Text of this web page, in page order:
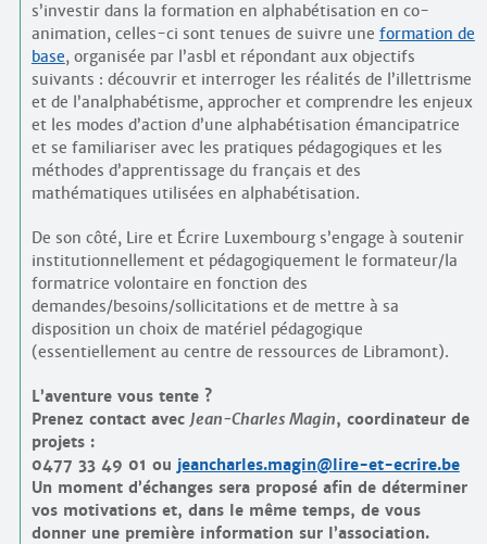
s’investir dans la formation en alphabétisation en co-
animation, celles-ci sont tenues de suivre une formation de
base, organisée par l’asbl et répondant aux objectifs
suivants : découvrir et interroger les réalités de l’illettrisme
et de l’analphabétisme, approcher et comprendre les enjeux
et les modes d’action d’une alphabétisation émancipatrice
et se familiariser avec les pratiques pédagogiques et les
méthodes d’apprentissage du français et des
mathématiques utilisées en alphabétisation.
De son côté, Lire et Écrire Luxembourg s’engage à soutenir
institutionnellement et pédagogiquement le formateur/la
formatrice volontaire en fonction des
demandes/besoins/sollicitations et de mettre à sa
disposition un choix de matériel pédagogique
(essentiellement au centre de ressources de Libramont).
L’aventure vous tente ?
Prenez contact avec Jean-Charles Magin, coordinateur de
projets :
0477 33 49 01 ou jeancharles.magin@lire-et-ecrire.be
Un moment d’échanges sera proposé afin de déterminer
vos motivations et, dans le même temps, de vous
donner une première information sur l’association.